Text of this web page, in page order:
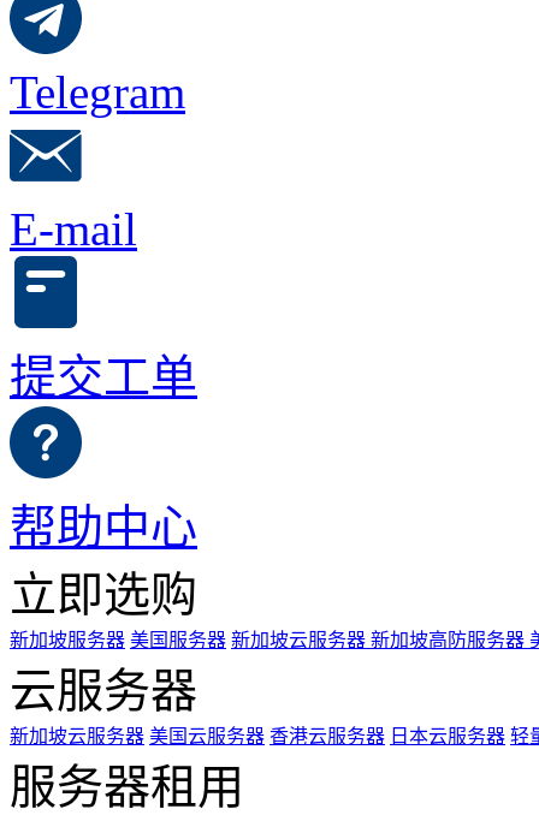
Telegram
E-mail
提交工单
帮助中心
立即选购
新加坡服务器 美国服务器 新加坡云服务器 新加坡高防服务器
云服务器
新加坡云服务器 美国云服务器 香港云服务器 日本云服务器 轻
服务器租用